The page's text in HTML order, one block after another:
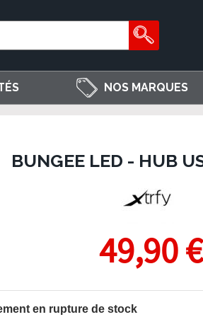
NOS MARQUES
BUNGEE LED - HUB
49,90 €
en rupture de stock